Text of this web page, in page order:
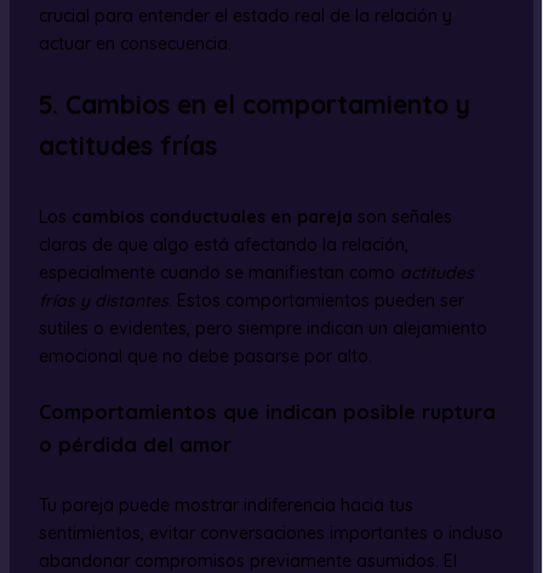
crucial para entender el estado real de la relación y
actuar en consecuencia.
5. Cambios en el comportamiento y
actitudes frías
Los cambios conductuales en pareja son señales
claras de que algo está afectando la relación,
especialmente cuando se manifiestan como actitudes
frías y distantes. Estos comportamientos pueden ser
sutiles o evidentes, pero siempre indican un alejamiento
emocional que no debe pasarse por alto.
Comportamientos que indican posible ruptura
o pérdida del amor
Tu pareja puede mostrar indiferencia hacia tus
sentimientos, evitar conversaciones importantes o incluso
abandonar compromisos previamente asumidos. El